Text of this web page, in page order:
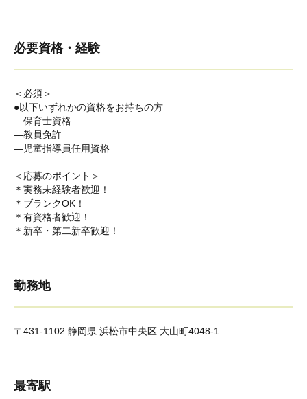
必要資格・経験
＜必須＞
●以下いずれかの資格をお持ちの方
―保育士資格
―教員免許
―児童指導員任用資格
＜応募のポイント＞
＊実務未経験者歓迎！
＊ブランクOK！
＊有資格者歓迎！
＊新卒・第二新卒歓迎！
勤務地
〒431-1102 静岡県 浜松市中央区 大山町4048-1
最寄駅